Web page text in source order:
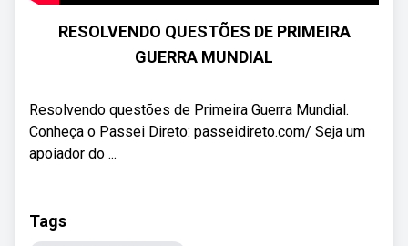
RESOLVENDO QUESTÕES DE PRIMEIRA
GUERRA MUNDIAL
Resolvendo questões de Primeira Guerra Mundial.
Conheça o Passei Direto: passeidireto.com/ Seja um
apoiador do ...
Tags